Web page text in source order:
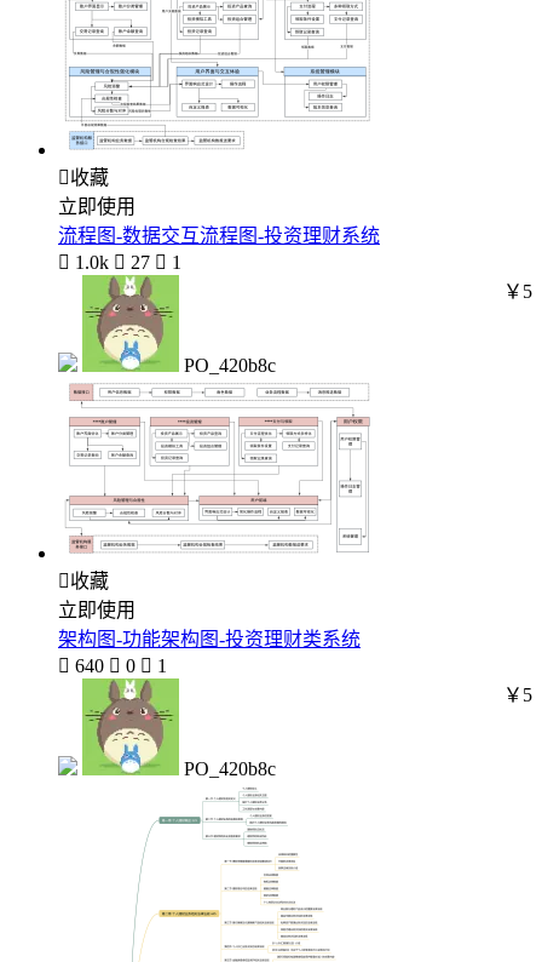
收藏
立即使用
流程图-数据交互流程图-投资理财系统
 1.0k  27  1
PO_420b8c
￥5
收藏
立即使用
架构图-功能架构图-投资理财类系统
 640  0  1
PO_420b8c
￥5